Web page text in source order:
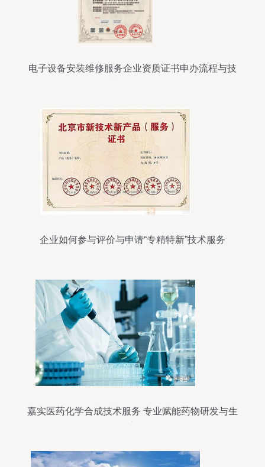
电子设备安装维修服务企业资质证书申办流程与技
企业如何参与评价与申请“专精特新”技术服务
嘉实医药化学合成技术服务 专业赋能药物研发与生